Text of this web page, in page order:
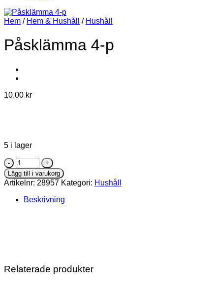
Hem / Hem & Hushåll / Hushåll
Påsklämma 4-p
10,00 kr
5 i lager
Påsklämma
4-
p
mängd
Lägg till i varukorg
Artikelnr: 28957 Kategori: Hushåll
Beskrivning
Relaterade produkter